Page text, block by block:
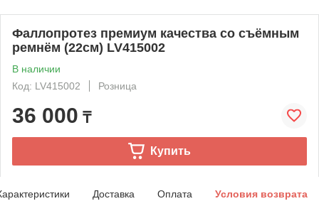
Фаллопротез премиум качества со съёмным
ремнём (22см) LV415002
В наличии
Код: LV415002
Розница
36 000 ₸
Купить
Доставка Оплата Условия возврата